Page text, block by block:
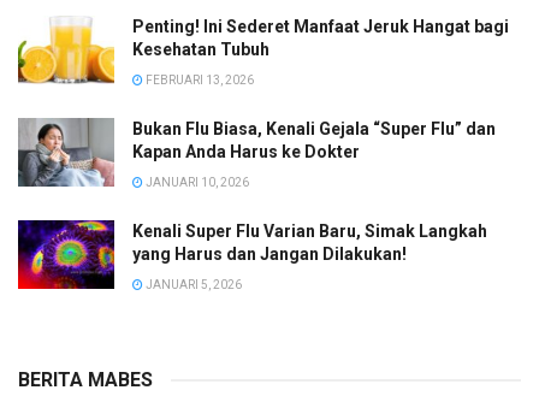
Penting! Ini Sederet Manfaat Jeruk Hangat bagi
Kesehatan Tubuh
FEBRUARI 13, 2026
Bukan Flu Biasa, Kenali Gejala “Super Flu” dan
Kapan Anda Harus ke Dokter
JANUARI 10, 2026
Kenali Super Flu Varian Baru, Simak Langkah
yang Harus dan Jangan Dilakukan!
JANUARI 5, 2026
BERITA MABES